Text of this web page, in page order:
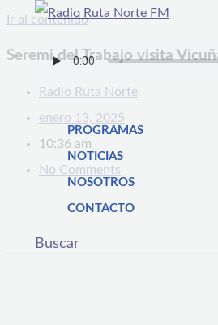
Ir al contenido
PROGRAMAS
NOTICIAS
NOSOTROS
CONTACTO
Buscar
Seremi del Trabajo visita
Radio Ruta Norte
enero 13, 2025
10:36 am
No Comments